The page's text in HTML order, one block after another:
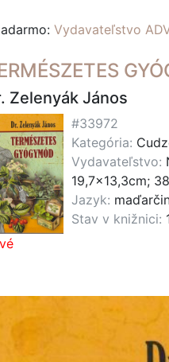
Vydavateľstvo
Zelenyák János
#33972
Kategória:
Vydavateľstvo:
19,7x13,3cm;
Jazyk:
Stav v knižnici: